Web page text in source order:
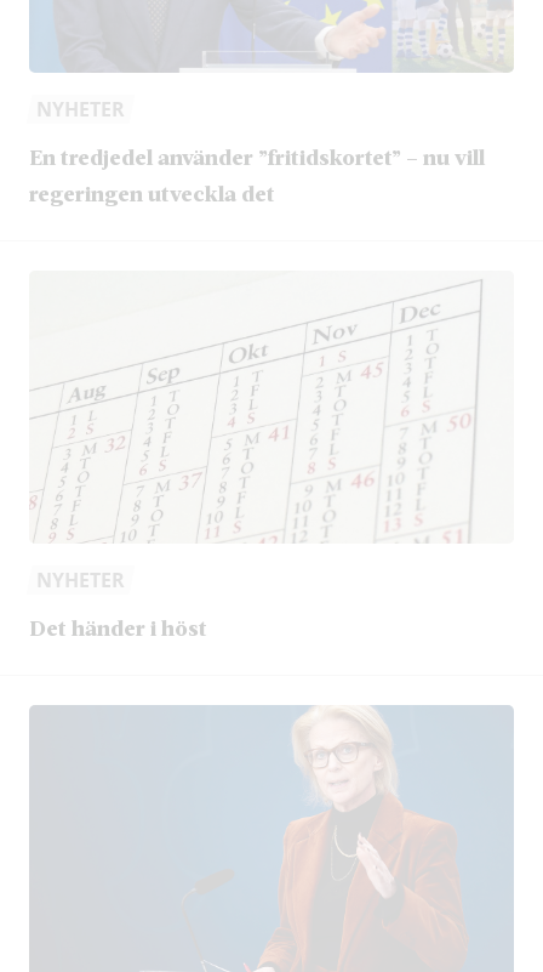
NYHETER
En tredjedel använder ”fritidskortet” – nu vill
regeringen utveckla det
NYHETER
Det händer i höst